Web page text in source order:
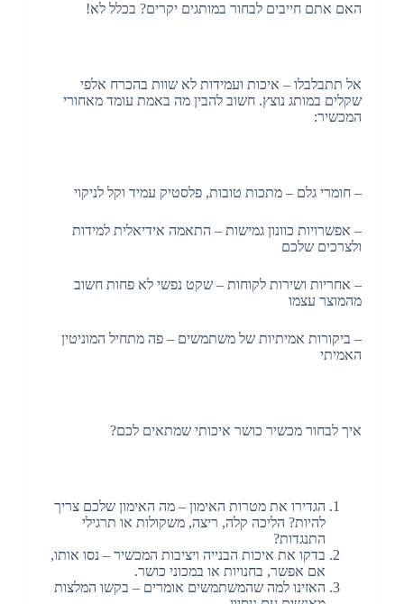
האם אתם חייבים לבחור במותגים יקרים? בכלל לא!
אל תתבלבלו – איכות ועמידות לא שוות בהכרח אלפי
שקלים במותג נוצץ. חשוב להבין מה באמת עומד מאחורי
המכשיר:
– חומרי גלם – מתכות טובות, פלסטיק עמיד וקל לניקוי
– אפשרויות כוונון גמישות – התאמה אידיאלית למידות
ולצרכים שלכם
– אחריות ושירות לקוחות – שקט נפשי לא פחות חשוב
מהמוצר עצמו
– ביקורות אמיתיות של משתמשים – פה מתחיל המוניטין
האמיתי
איך לבחור מכשיר כושר איכותי שמתאים לכם?
הגדירו את מטרות האימון – מה האימון שלכם צריך
להיות? הליכה קלה, ריצה, משקולות או תרגילי
התנגדות?
בדקו את איכות הבנייה ויציבות המכשיר – נסו אותו,
אם אפשר, בחנויות או במכוני כושר.
האזינו למה שהמשתמשים אומרים – בקשו המלצות